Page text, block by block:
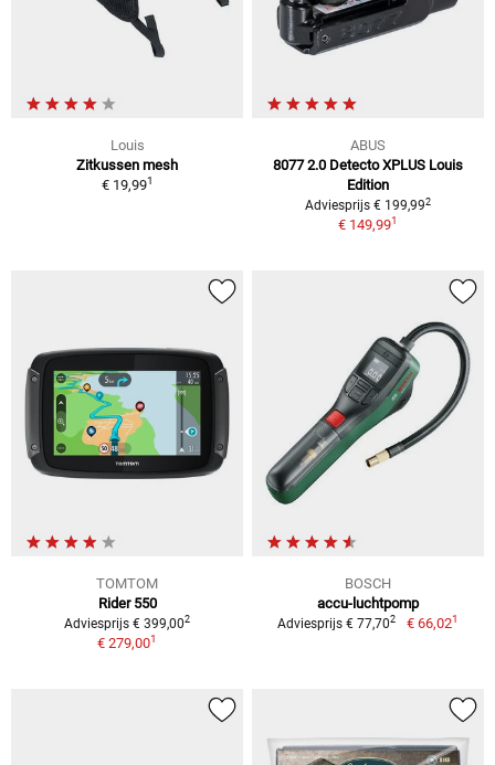
Louis
Zitkussen mesh
€ 19,991
ABUS
8077 2.0 Detecto XPLUS Louis
Edition
Adviesprijs € 199,992
€ 149,991
TOMTOM
Rider 550
Adviesprijs € 399,002
€ 279,001
BOSCH
accu-luchtpomp
Adviesprijs € 77,702 € 66,021